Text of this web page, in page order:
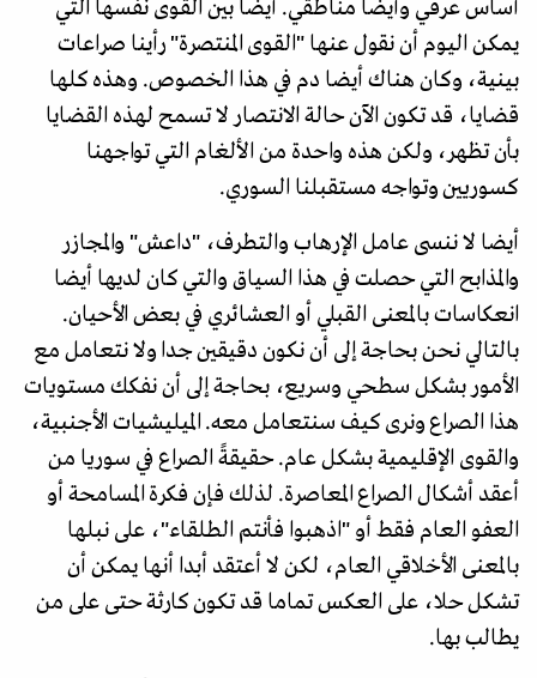
أساس عرقي وأيضا مناطقي. أيضا بين القوى نفسها التي
يمكن اليوم أن نقول عنها "القوى المنتصرة" رأينا صراعات
بينية، وكان هناك أيضا دم في هذا الخصوص. وهذه كلها
قضايا، قد تكون الآن حالة الانتصار لا تسمح لهذه القضايا
بأن تظهر، ولكن هذه واحدة من الألغام التي تواجهنا
كسوريين وتواجه مستقبلنا السوري.
أيضا لا ننسى عامل الإرهاب والتطرف، "داعش" والمجازر
والمذابح التي حصلت في هذا السياق والتي كان لديها أيضا
انعكاسات بالمعنى القبلي أو العشائري في بعض الأحيان.
بالتالي نحن بحاجة إلى أن نكون دقيقين جدا ولا نتعامل مع
الأمور بشكل سطحي وسريع، بحاجة إلى أن نفكك مستويات
هذا الصراع ونرى كيف سنتعامل معه. الميليشيات الأجنبية،
والقوى الإقليمية بشكل عام. حقيقةً الصراع في سوريا من
أعقد أشكال الصراع المعاصرة. لذلك فإن فكرة المسامحة أو
العفو العام فقط أو "اذهبوا فأنتم الطلقاء"، على نبلها
بالمعنى الأخلاقي العام، لكن لا أعتقد أبدا أنها يمكن أن
تشكل حلا، على العكس تماما قد تكون كارثة حتى على من
يطالب بها.